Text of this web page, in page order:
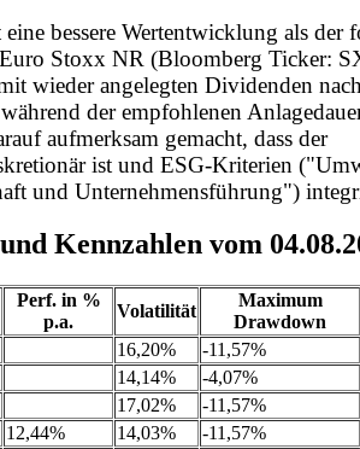
bessere Wertentwicklung als der
Stoxx NR (Bloomberg Ticker:
wieder angelegten Dividenden
der empfohlenen
aufmerksam gemacht, dass der
ist und ESG-Kriterien
und Unternehmensführung")
Kennzahlen vom
Perf. in %
p.a.
Volatilität
Maximum
Drawdown
16,20%
-11,57%
14,14%
-4,07%
17,02%
-11,57%
12,44% 14,03%
-11,57%